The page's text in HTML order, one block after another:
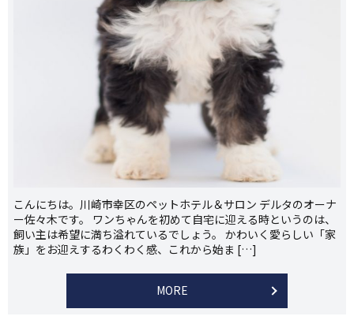
こんにちは。川崎市幸区のペットホテル＆サロン デルタのオーナ
ー佐々木です。 ワンちゃんを初めて自宅に迎える時というのは、
飼い主は希望に満ち溢れているでしょう。 かわいく愛らしい「家
族」をお迎えするわくわく感、これから始ま […]
MORE